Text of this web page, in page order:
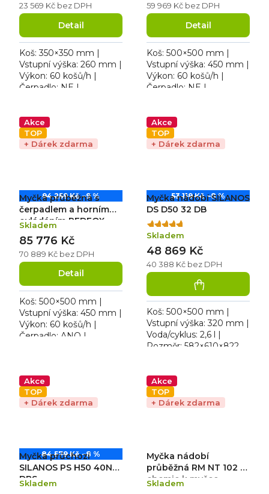
23 569 Kč bez DPH
Detail
Koš: 350×350 mm |
Vstupní výška: 260 mm |
Výkon: 60 košů/h |
Čerpadlo: NE |
mm | 230 V / 3,5 kW.
Hlučnost: 61 dB....
59 969 Kč bez DPH
Detail
Koš: 500×500 mm |
Vstupní výška: 450 mm |
Výkon: 60 košů/h |
Čerpadlo: NE |
mm | 400 V / 8,5 kW.
Hlučnost: 60,4 dB....
Akce
TOP
+ Dárek zdarma
94 259 Kč –9 %
Myčka průběžná s
čerpadlem a horním
ovládáním REDFOX
chemie k myčce
zdarma
Skladem
70 889 Kč bez DPH
85 776 Kč
Detail
Koš: 500×500 mm |
Vstupní výška: 450 mm |
Výkon: 60 košů/h |
Čerpadlo: ANO |
Teplota oplachové...
Akce
TOP
+ Dárek zdarma
53 119 Kč –8 %
Myčka nádobí SILANOS
DS D50 32 DB
Průměrné
hodnocení
produktu
je
5,0
5
hvězdiček.
Skladem
40 388 Kč bez DPH
48 869 Kč
Koš: 500×500 mm |
Vstupní výška: 320 mm |
Voda/cyklus: 2,6 l |
Rozměr: 582×610×822
Hlučnost: 63 dBA |
Provedení / Typ
napájení:...
Akce
TOP
+ Dárek zdarma
84 579 Kč –8 %
Myčka průchozí
SILANOS PS H50 40N
DBS
Skladem
Akce
TOP
+ Dárek zdarma
Myčka nádobí
průběžná RM NT 102 +
chemie k myčce
Skladem